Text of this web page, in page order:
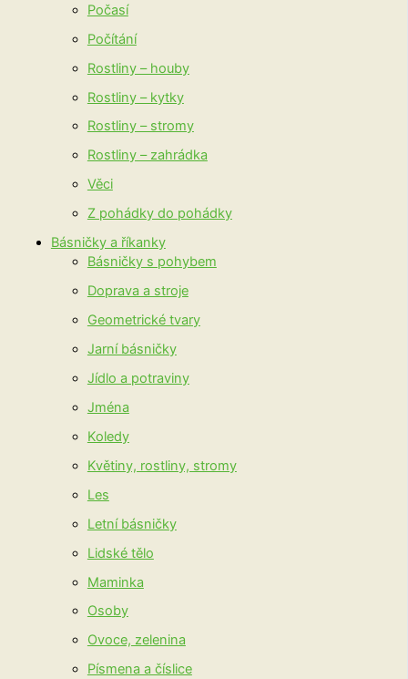
Počasí
Počítání
Rostliny – houby
Rostliny – kytky
Rostliny – stromy
Rostliny – zahrádka
Věci
Z pohádky do pohádky
Básničky a říkanky
Básničky s pohybem
Doprava a stroje
Geometrické tvary
Jarní básničky
Jídlo a potraviny
Jména
Koledy
Květiny, rostliny, stromy
Les
Letní básničky
Lidské tělo
Maminka
Osoby
Ovoce, zelenina
Písmena a číslice